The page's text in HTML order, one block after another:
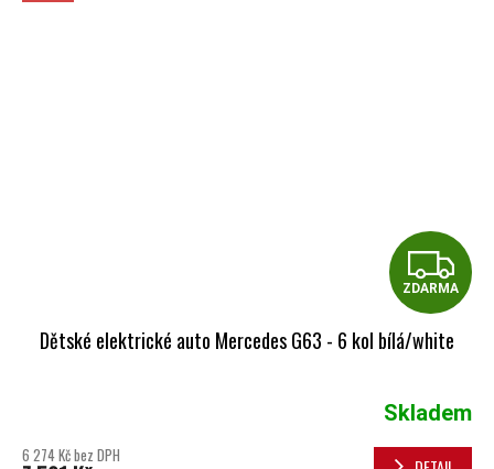
ZDARMA
Dětské elektrické auto Mercedes G63 - 6 kol bílá/white
Skladem
6 274 Kč bez DPH